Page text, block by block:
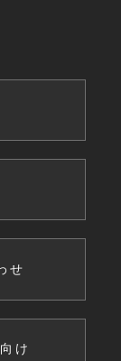
せ
け